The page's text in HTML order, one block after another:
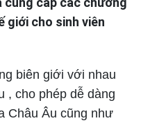
giới cho sinh viên
biên giới với nhau
, cho phép dễ dàng
Châu Âu cũng như